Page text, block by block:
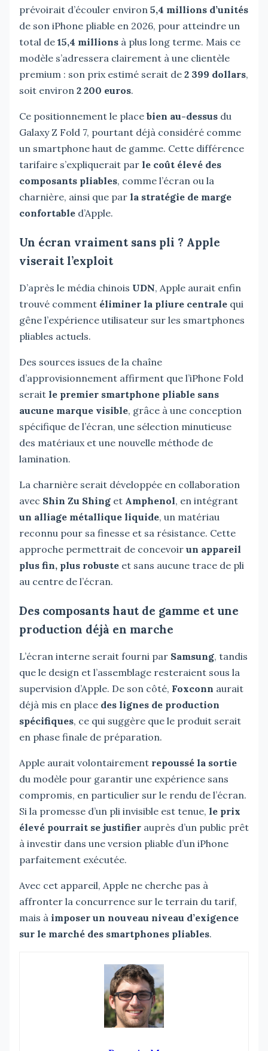
prévoirait d’écouler environ 5,4 millions d’unités
de son iPhone pliable en 2026, pour atteindre un
total de 15,4 millions à plus long terme. Mais ce
modèle s’adressera clairement à une clientèle
premium : son prix estimé serait de 2 399 dollars,
soit environ 2 200 euros.
Ce positionnement le place bien au-dessus du
Galaxy Z Fold 7, pourtant déjà considéré comme
un smartphone haut de gamme. Cette différence
tarifaire s’expliquerait par le coût élevé des
composants pliables, comme l’écran ou la
charnière, ainsi que par la stratégie de marge
confortable d’Apple.
Un écran vraiment sans pli ? Apple
viserait l’exploit
D’après le média chinois UDN, Apple aurait enfin
trouvé comment éliminer la pliure centrale qui
gêne l’expérience utilisateur sur les smartphones
pliables actuels.
Des sources issues de la chaîne
d’approvisionnement affirment que l’iPhone Fold
serait le premier smartphone pliable sans
aucune marque visible, grâce à une conception
spécifique de l’écran, une sélection minutieuse
des matériaux et une nouvelle méthode de
lamination.
La charnière serait développée en collaboration
avec Shin Zu Shing et Amphenol, en intégrant
un alliage métallique liquide, un matériau
reconnu pour sa finesse et sa résistance. Cette
approche permettrait de concevoir un appareil
plus fin, plus robuste et sans aucune trace de pli
au centre de l’écran.
Des composants haut de gamme et une
production déjà en marche
L’écran interne serait fourni par Samsung, tandis
que le design et l’assemblage resteraient sous la
supervision d’Apple. De son côté, Foxconn aurait
déjà mis en place des lignes de production
spécifiques, ce qui suggère que le produit serait
en phase finale de préparation.
Apple aurait volontairement repoussé la sortie
du modèle pour garantir une expérience sans
compromis, en particulier sur le rendu de l’écran.
Si la promesse d’un pli invisible est tenue, le prix
élevé pourrait se justifier auprès d’un public prêt
à investir dans une version pliable d’un iPhone
parfaitement exécutée.
Avec cet appareil, Apple ne cherche pas à
affronter la concurrence sur le terrain du tarif,
mais à imposer un nouveau niveau d’exigence
sur le marché des smartphones pliables.